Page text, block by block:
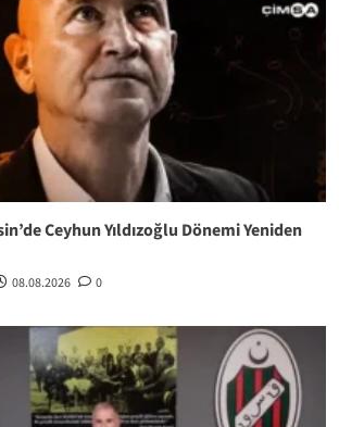
Ceyhun Yıldızoğlu Dönemi Yeniden
08.08.2026 0